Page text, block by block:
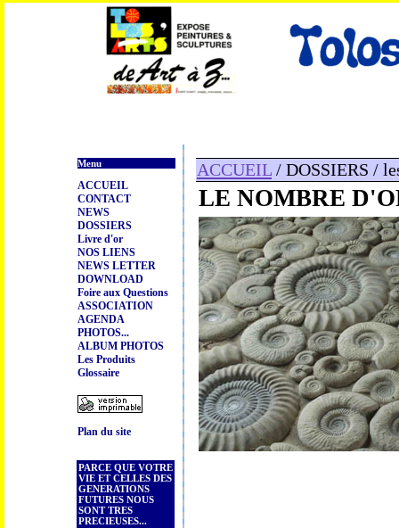
Menu
ACCUEIL
CONTACT
NEWS
DOSSIERS
Livre d'or
NOS LIENS
NEWS LETTER
DOWNLOAD
Foire aux Questions
ASSOCIATION
AGENDA
PHOTOS...
ALBUM PHOTOS
Les Produits
Glossaire
Plan du site
PARCE QUE VOTRE
VIE ET CELLES DES
GENERATIONS
FUTURES NOUS
SONT TRES
PRECIEUSES...
ACCUEIL / DOSSIERS /
LE NOMBRE